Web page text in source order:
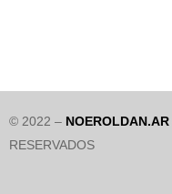
© 2022 – NOEROLDAN.AR
RESERVADOS